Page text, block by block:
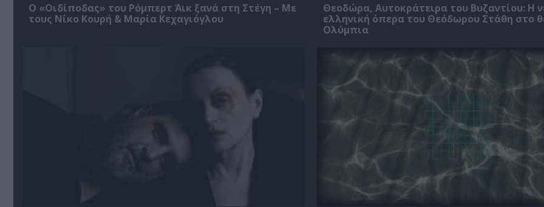
O «Οιδίποδας» του Ρόμπερτ Άικ ξανά στη Στέγη – Με
τους Νίκο Κουρή & Μαρία Κεχαγιόγλου
Θεοδώρα, Αυτοκράτειρα του Βυζαντίου: Η
ελληνική όπερα του Θεόδωρου Στάθη στο
Ολύμπια